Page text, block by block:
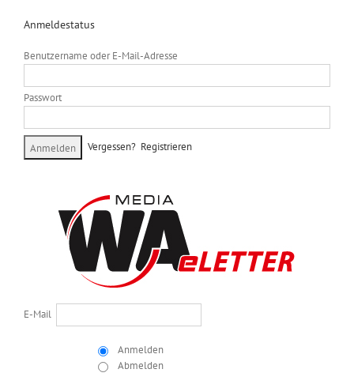
Anmeldestatus
Benutzername oder E-Mail-Adresse
Passwort
Vergessen? Registrieren
E-Mail
Anmelden
Abmelden